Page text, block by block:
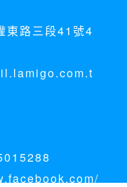
東路三段41號4